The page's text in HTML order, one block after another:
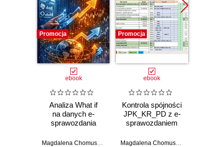
Promocja
ebook
Analiza What if
na danych e-
sprawozdania
Promocja
ebook
Kontrola spójności
JPK_KR_PD z e-
sprawozdaniem
Magdalena Chomuszko